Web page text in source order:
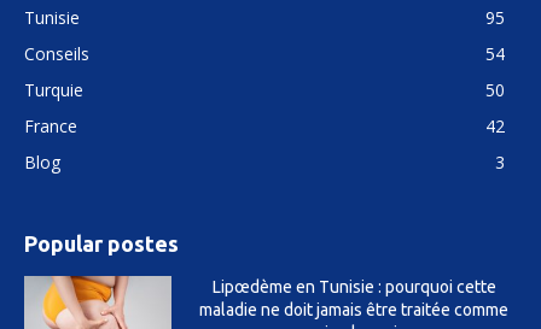
Tunisie
95
Conseils
54
Turquie
50
France
42
Blog
3
Popular postes
Lipœdème en Tunisie : pourquoi cette
maladie ne doit jamais être traitée comme